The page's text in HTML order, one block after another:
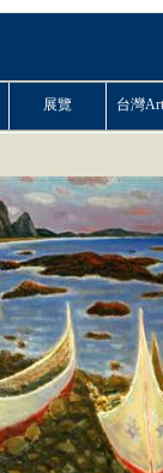
展覽 台灣